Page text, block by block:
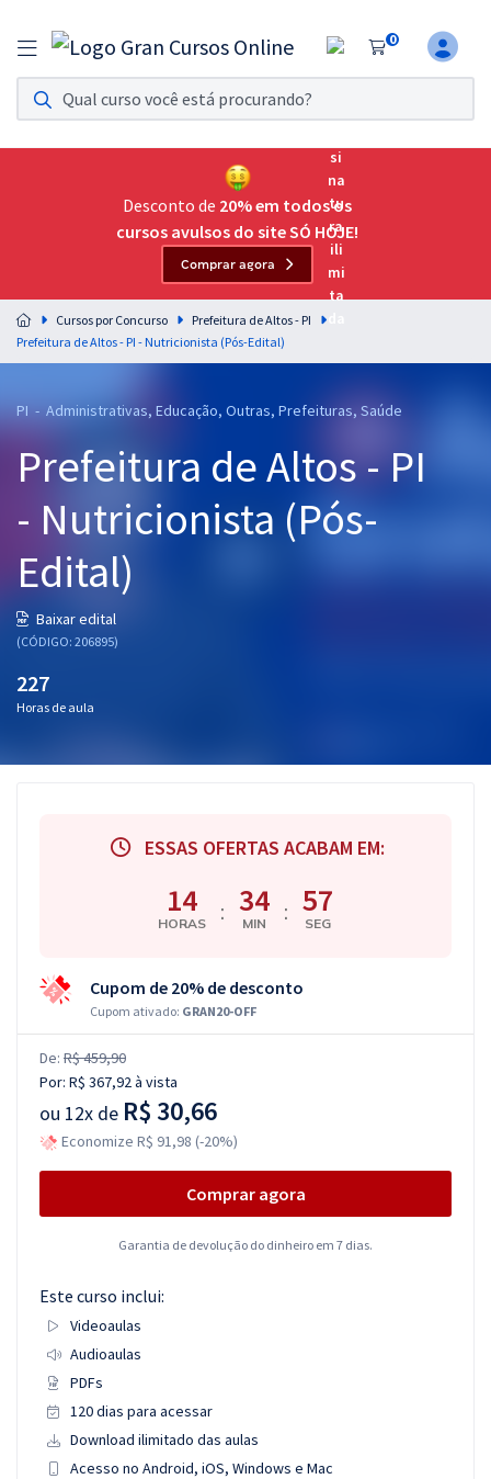
0
Assinatura Ilimitada 11
Acesso a todos os cursos. Teste grátis por 7 dias!
Assinatura OAB Até Passar
Acesso ilimitado a toda preparação para o Exame da
Residências Multiprofissionais
Preparação completa e intensiva para as principais
residências em saúde do Brasil
Cursos 20% OFF
Graduação
OAB
Conteúdo gratuito
Desconto de 20% em todos os
cursos avulsos do site SÓ HOJE!
Comprar agora
Cursos por Concurso
Prefeitura de Altos - PI
Prefeitura de Altos - PI - Nutricionista (Pós-Edital)
PI - Administrativas, Educação, Outras, Prefeituras, Saúde
Prefeitura de Altos - PI
- Nutricionista (Pós-
Edital)
Baixar edital
(CÓDIGO: 206895)
227
Horas de aula
ESSAS OFERTAS ACABAM EM:
14
HORAS : 34
MIN : 56
SEG
Cupom de 20% de desconto
Cupom ativado: GRAN20-OFF
De: R$ 459,90
Por: R$ 367,92à vista
ou 12x de R$ 30,66
Economize R$ 91,98 (-20%)
Comprar agora
Garantia de devolução do dinheiro em 7 dias.
Este curso inclui:
Videoaulas
Audioaulas
PDFs
120 dias para acessar
Download ilimitado das aulas
Acesso no Android, iOS, Windows e Mac